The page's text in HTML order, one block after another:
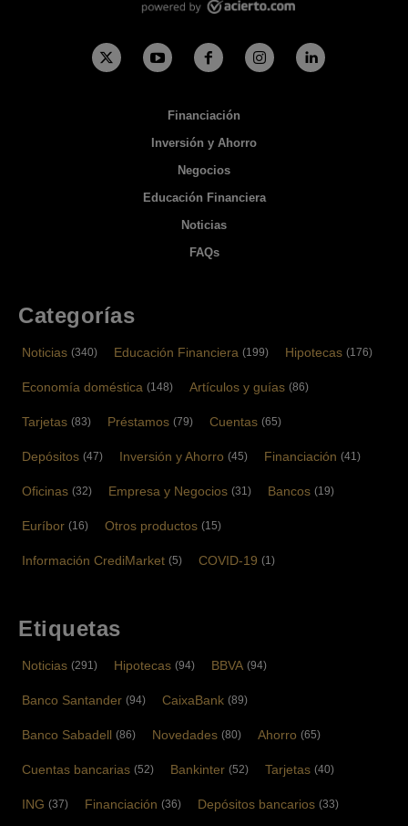
Financiación
Inversión y Ahorro
Negocios
Educación Financiera
Noticias
FAQs
Categorías
Noticias (340) Educación Financiera (199) Hipotecas (176)
Economía doméstica (148) Artículos y guías (86)
Tarjetas (83) Préstamos (79) Cuentas (65)
Depósitos (47) Inversión y Ahorro (45) Financiación (41)
Oficinas (32) Empresa y Negocios (31) Bancos (19)
Euríbor (16) Otros productos (15)
Información CrediMarket (5) COVID-19 (1)
Etiquetas
Noticias (291) Hipotecas (94) BBVA (94)
Banco Santander (94) CaixaBank (89)
Banco Sabadell (86) Novedades (80) Ahorro (65)
Cuentas bancarias (52) Bankinter (52) Tarjetas (40)
ING (37) Financiación (36) Depósitos bancarios (33)